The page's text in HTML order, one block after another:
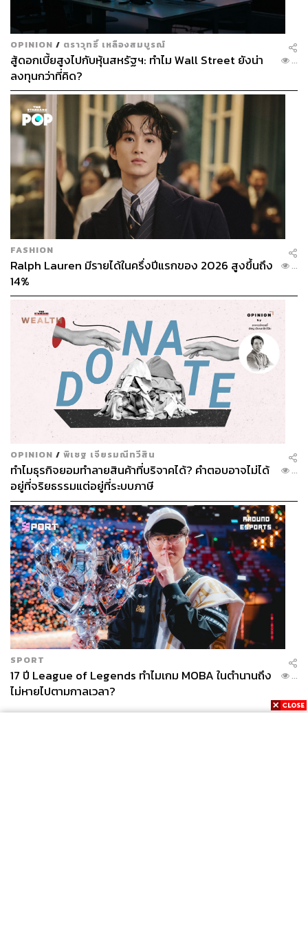
OPINION / ตราวุทธิ์ เหลืองสมบูรณ์
สู้ดอกเบี้ยสูงไปกับหุ้นสหรัฐฯ: ทำไม Wall Street ยังน่า
ลงทุนกว่าที่คิด?
...
FASHION
Ralph Lauren มีรายได้ในครึ่งปีแรกของ 2026 สูงขึ้นถึง
14%
...
OPINION / พิเชฐ เจียรมณีทวีสิน
ทำไมธุรกิจยอมทำลายสินค้าที่บริจาคได้? คำตอบอาจไม่ได้
อยู่ที่จริยธรรมแต่อยู่ที่ระบบภาษี
...
SPORT
17 ปี League of Legends ทำไมเกม MOBA ในตำนานถึง
ไม่หายไปตามกาลเวลา?
...